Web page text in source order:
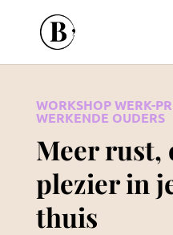
WORKSHOP WERK-
WERKENDE OUDERS
Meer rust,
plezier in
thuis